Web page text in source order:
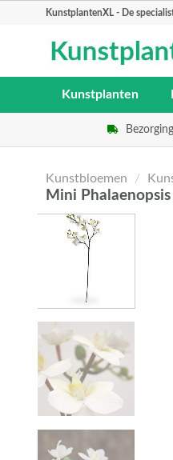
KunstplantenXL - De
Kunstplanten
Kunstbloemen /
Mini